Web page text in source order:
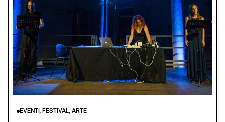
EVENTI, FESTIVAL, ARTE